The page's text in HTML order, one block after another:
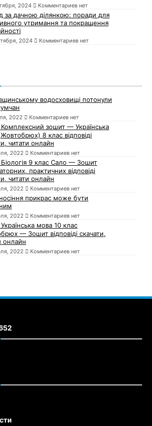
2024 Комментариев нет
за дачною ділянкою: поради для
утримання та покращення
2024 Комментариев нет
водосховищі потонули
2022 Комментариев нет
зошит — Українська
8 клас відповіді
читати онлайн
2022 Комментариев нет
9 клас Сало — Зошит
практичних відповіді
читати онлайн
2022 Комментариев нет
прикрас може бути
2022 Комментариев нет
мова 10 клас
— Зошит відповіді скачати,
онлайн
2022 Комментариев нет